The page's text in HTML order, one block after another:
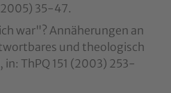
35-47.
war"? Annäherungen an
und theologisch
in: ThPQ 151 (2003) 253-